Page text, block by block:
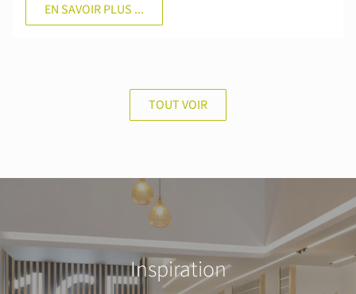
EN SAVOIR PLUS ...
TOUT VOIR
Inspiration